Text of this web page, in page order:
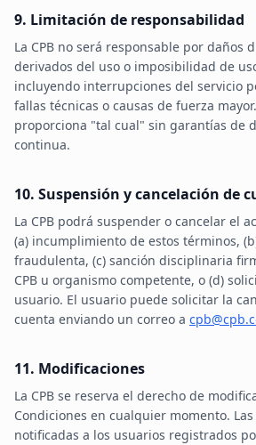
9. Limitación de responsabilidad
La CPB no será responsable por daños
derivados del uso o imposibilidad de
incluyendo interrupciones del servicio
fallas técnicas o causas de fuerza
proporciona "tal cual" sin garantías de
continua.
10. Suspensión y cancelación de
La CPB podrá suspender o cancelar el
(a) incumplimiento de estos términos,
fraudulenta, (c) sanción disciplinaria
CPB u organismo competente, o (d)
usuario. El usuario puede solicitar la
cuenta enviando un correo a
11. Modificaciones
La CPB se reserva el derecho de
Condiciones en cualquier momento.
notificadas a los usuarios registrados